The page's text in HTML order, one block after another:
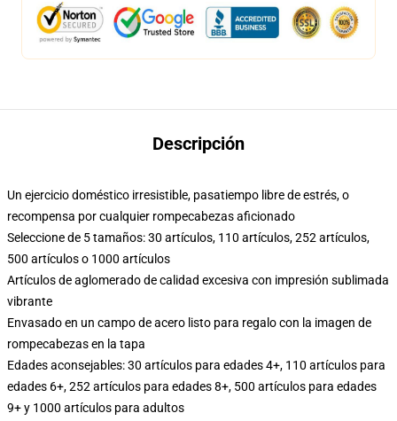
Descripción
Un ejercicio doméstico irresistible, pasatiempo libre de estrés, o
recompensa por cualquier rompecabezas aficionado
Seleccione de 5 tamaños: 30 artículos, 110 artículos, 252 artículos,
500 artículos o 1000 artículos
Artículos de aglomerado de calidad excesiva con impresión sublimada
vibrante
Envasado en un campo de acero listo para regalo con la imagen de
rompecabezas en la tapa
Edades aconsejables: 30 artículos para edades 4+, 110 artículos para
edades 6+, 252 artículos para edades 8+, 500 artículos para edades
9+ y 1000 artículos para adultos